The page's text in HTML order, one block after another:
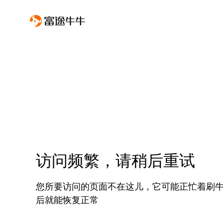
访问频繁，请稍后重试
您所要访问的页面不在这儿，它可能正忙着刷
后就能恢复正常